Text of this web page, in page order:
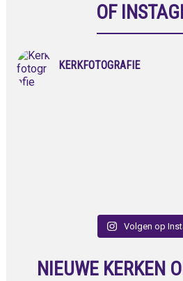
OF
KERKFOTOGRAFIE
Volgen op
NIEUWE KERKEN